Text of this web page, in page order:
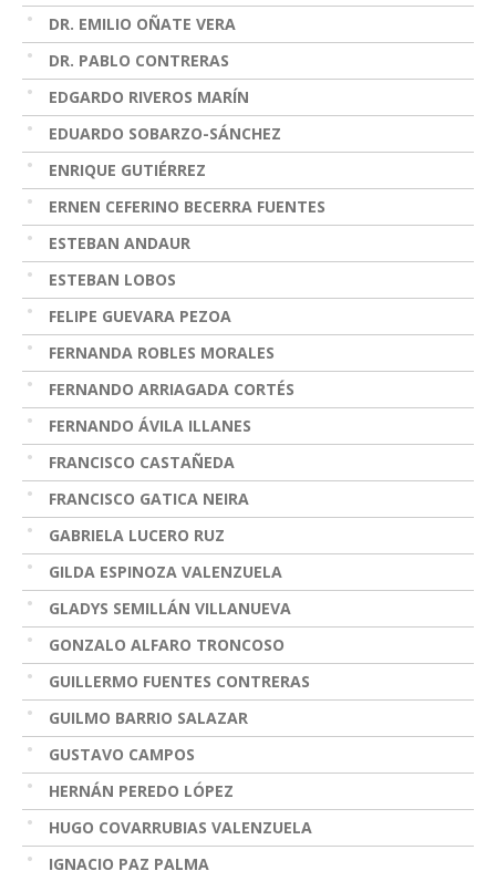
DR. EMILIO OÑATE VERA
DR. PABLO CONTRERAS
EDGARDO RIVEROS MARÍN
EDUARDO SOBARZO-SÁNCHEZ
ENRIQUE GUTIÉRREZ
ERNEN CEFERINO BECERRA FUENTES
ESTEBAN ANDAUR
ESTEBAN LOBOS
FELIPE GUEVARA PEZOA
FERNANDA ROBLES MORALES
FERNANDO ARRIAGADA CORTÉS
FERNANDO ÁVILA ILLANES
FRANCISCO CASTAÑEDA
FRANCISCO GATICA NEIRA
GABRIELA LUCERO RUZ
GILDA ESPINOZA VALENZUELA
GLADYS SEMILLÁN VILLANUEVA
GONZALO ALFARO TRONCOSO
GUILLERMO FUENTES CONTRERAS
GUILMO BARRIO SALAZAR
GUSTAVO CAMPOS
HERNÁN PEREDO LÓPEZ
HUGO COVARRUBIAS VALENZUELA
IGNACIO PAZ PALMA